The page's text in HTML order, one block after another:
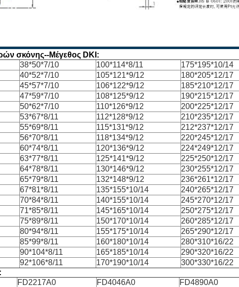
σκόνης--Μέγεθος DKI:
38*50*7/10 100*114*8/11
175*195*10/14
40*52*7/10 105*121*9/12
180*205*12/17
45*57*7/10 106*122*9/12
185*210*12/17
47*59*7/10 108*125*9/12
190*215*12/17
50*62*7/10 110*126*9/12
200*225*12/17
53*67*8/11 112*128*9/12
210*235*12/17
55*69*8/11 115*131*9/12
212*237*12/17
56*70*8/11 118*134*9/12
220*245*12/17
60*74*8/11 120*136*9/12
224*249*12/17
63*77*8/11 125*141*9/12
225*250*12/17
64*78*8/11 130*146*9/12
230*255*12/17
65*79*8/11 132*148*9/12
236*261*12/17
67*81*8/11 135*155*10/14
240*265*12/17
70*84*8/11 140*155*10/14
245*270*12/17
71*85*8/11 145*165*10/14
250*275*12/17
75*89*8/11 150*170*10/14
260*285*12/17
80*94*8/11 155*175*10/14
265*290*12/17
85*99*8/11 160*180*10/14
280*310*16/22
90*104*8/11 165*185*10/14
290*320*16/22
92*106*8/11 170*190*10/14
300*330*16/22
FD2217A0 FD4046A0
FD4890A0